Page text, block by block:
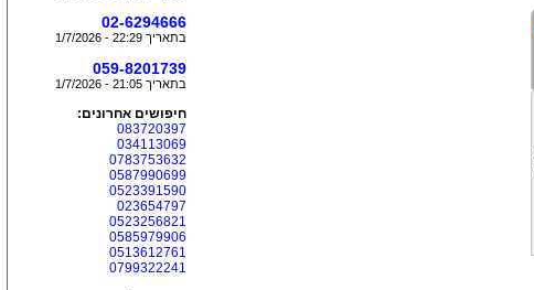
02-6294666
בתאריך 22:29 - 1/7/2026
059-8201739
בתאריך 21:05 - 1/7/2026
חיפושים אחרונים:
083720397
034113069
0783753632
0587990699
0523391590
023654797
0523256821
0585979906
0513612761
0799322241